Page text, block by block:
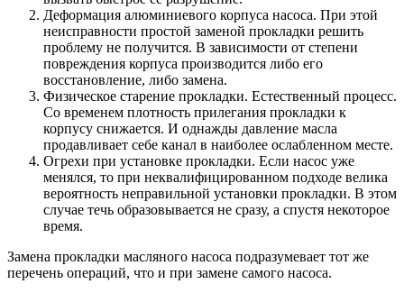
Деформация алюминиевого корпуса насоса. При этой
неисправности простой заменой прокладки решить
проблему не получится. В зависимости от степени
повреждения корпуса производится либо его
восстановление, либо замена.
Физическое старение прокладки. Естественный процесс.
Со временем плотность прилегания прокладки к
корпусу снижается. И однажды давление масла
продавливает себе канал в наиболее ослабленном месте.
Огрехи при установке прокладки. Если насос уже
менялся, то при неквалифицированном подходе велика
вероятность неправильной установки прокладки. В этом
случае течь образовывается не сразу, а спустя некоторое
время.
Замена прокладки масляного насоса подразумевает тот же
перечень операций, что и при замене самого насоса.